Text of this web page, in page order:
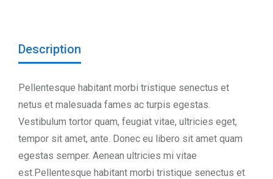
Description
Pellentesque habitant morbi tristique senectus et
netus et malesuada fames ac turpis egestas.
Vestibulum tortor quam, feugiat vitae, ultricies eget,
tempor sit amet, ante. Donec eu libero sit amet quam
egestas semper. Aenean ultricies mi vitae
est.Pellentesque habitant morbi tristique senectus et